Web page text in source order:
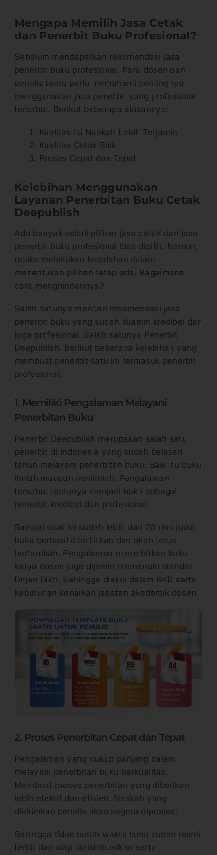
Mengapa Memilih Jasa Cetak
dan Penerbit Buku Profesional?
Sebelum mendapatkan rekomendasi jasa
penerbit buku profesional. Para dosen dan
penulis tentu perlu memahami pentingnya
menggunakan jasa penerbit yang profesional
tersebut. Berikut beberapa alasannya:
Kualitas Isi Naskah Lebih Terjamin
Kualitas Cetak Baik
Proses Cepat dan Tepat
Kelebihan Menggunakan
Layanan Penerbitan Buku Cetak
Deepublish
Ada banyak sekali pilihan jasa cetak dan jasa
penerbit buku profesional bisa dipilih. Namun,
resiko melakukan kesalahan dalam
menentukan pilihan tetap ada. Bagaimana
cara menghindarinya?
Salah satunya mencari rekomendasi jasa
penerbit buku yang sudah dijamin kredibel dan
juga profesional. Salah satunya Penerbit
Deepublish. Berikut beberapa kelebihan yang
membuat penerbit satu ini termasuk penerbit
profesional:
1. Memiliki Pengalaman Melayani
Penerbitan Buku
Penerbit Deepublish merupakan salah satu
penerbit di Indonesia yang sudah belasan
tahun melayani penerbitan buku. Baik itu buku
ilmiah maupun nonilmiah. Pengalaman
tersebut tentunya menjadi bukti sebagai
penerbit kredibel dan profesional.
Sampai saat ini sudah lebih dari 20 ribu judul
buku berhasil diterbitkan dan akan terus
bertambah. Pengalaman menerbitkan buku
karya dosen juga dijamin memenuhi standar
Ditjen Dikti. Sehingga diakui dalam BKD serta
kebutuhan kenaikan jabatan akademik dosen.
2. Proses Penerbitan Cepat dan Tepat
Pengalaman yang cukup panjang dalam
melayani penerbitan buku berkualitas.
Membuat proses penerbitan yang diberikan
lebih efektif dan efisien. Naskah yang
dikirimkan penulis akan segera diproses.
Sehingga tidak butuh waktu lama sudah resmi
terbit dan siap didistribusikan serta